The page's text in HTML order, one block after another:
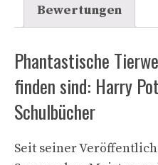
Bewertungen
Phantastische
finden sind: Harry
Schulbücher
Seit seiner